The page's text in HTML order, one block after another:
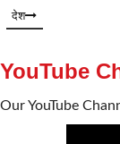
देश
YouTube
Our YouTube